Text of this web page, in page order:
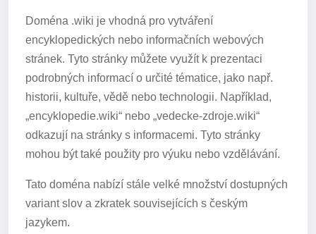
Doména .wiki je vhodná pro vytváření
encyklopedických nebo informačních webových
stránek. Tyto stránky můžete využít k prezentaci
podrobných informací o určité tématice, jako např.
historii, kultuře, vědě nebo technologii. Například,
„encyklopedie.wiki“ nebo „vedecke-zdroje.wiki“
odkazují na stránky s informacemi. Tyto stránky
mohou být také použity pro výuku nebo vzdělávání.
Tato doména nabízí stále velké množství dostupných
variant slov a zkratek souvisejících s českým
jazykem.